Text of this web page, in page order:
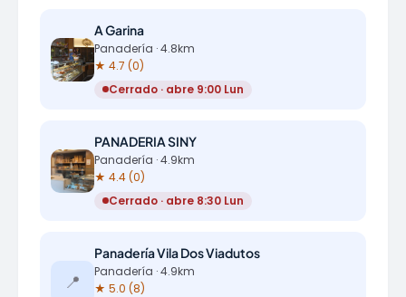
A Garina
Panadería · 4.8km
★ 4.7 (0)
Cerrado · abre 9:00 Lun
PANADERIA SINY
Panadería · 4.9km
★ 4.4 (0)
Cerrado · abre 8:30 Lun
📍
Panadería Vila Dos Viadutos
Panadería · 4.9km
★ 5.0 (8)